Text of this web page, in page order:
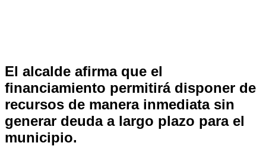
El alcalde afirma que el
financiamiento permitirá disponer de
recursos de manera inmediata sin
generar deuda a largo plazo para el
municipio.